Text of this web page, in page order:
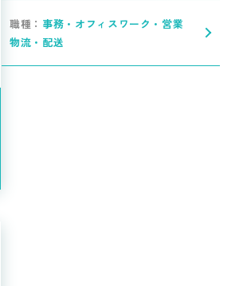
職種： 事務・オフィスワーク・営業
物流・配送